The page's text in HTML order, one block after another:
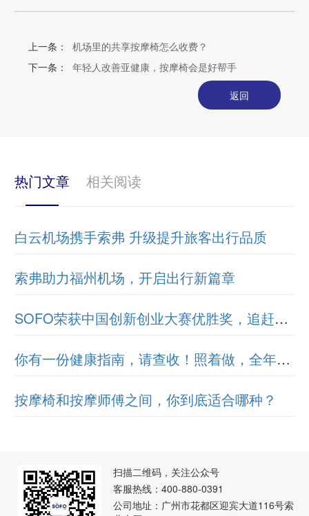
上一条：
机场里的共享按摩椅怎么收费？
下一条：
年轻人改善亚健康，按摩椅会是好帮手
返回
热门文章 相关阅读
白云机场携手索弗 升级提升旅客出行品质
索弗助力福州机场，开启出行新篇章
SOFO荣获中国创新创业大赛优胜奖，追赶创新之路
你有一份健康指南，请查收！照着做，全年少病痛
按摩椅和按摩师傅之间，你到底适合哪种？
扫描二维码，关注公众号
客服热线：400-880-0391
公司地址：广州市花都区迎宾大道116号索